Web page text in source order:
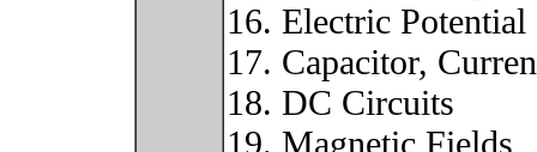
16. Electric
17. Capacitor,
18. DC Circuits
19. Magnetic Fields